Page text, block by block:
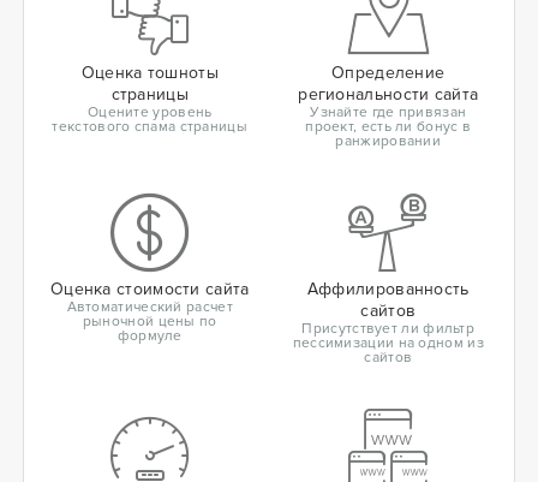
Оценка тошноты
страницы
Оцените уровень
текстового спама страницы
Определение
региональности сайта
Узнайте где привязан
проект, есть ли бонус в
ранжировании
Оценка стоимости сайта
Автоматический расчет
рыночной цены по
формуле
Аффилированность
сайтов
Присутствует ли фильтр
пессимизации на одном из
сайтов